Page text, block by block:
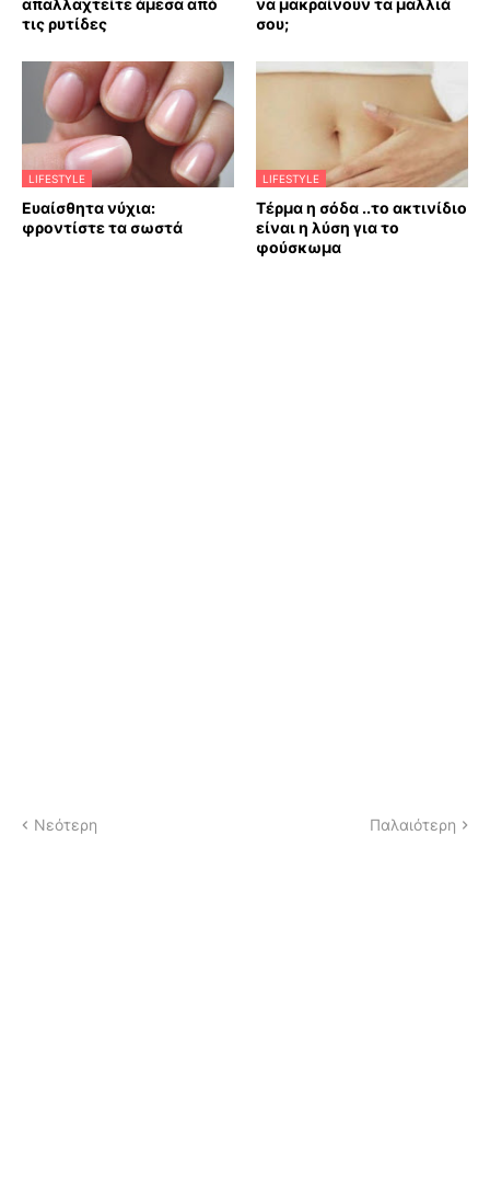
απαλλαχτείτε άμεσα από
τις ρυτίδες
να μακραίνουν τα μαλλιά
σου;
LIFESTYLE
Ευαίσθητα νύχια:
φροντίστε τα σωστά
LIFESTYLE
Τέρμα η σόδα ..το ακτινίδιο
είναι η λύση για το
φούσκωμα
Νεότερη Παλαιότερη